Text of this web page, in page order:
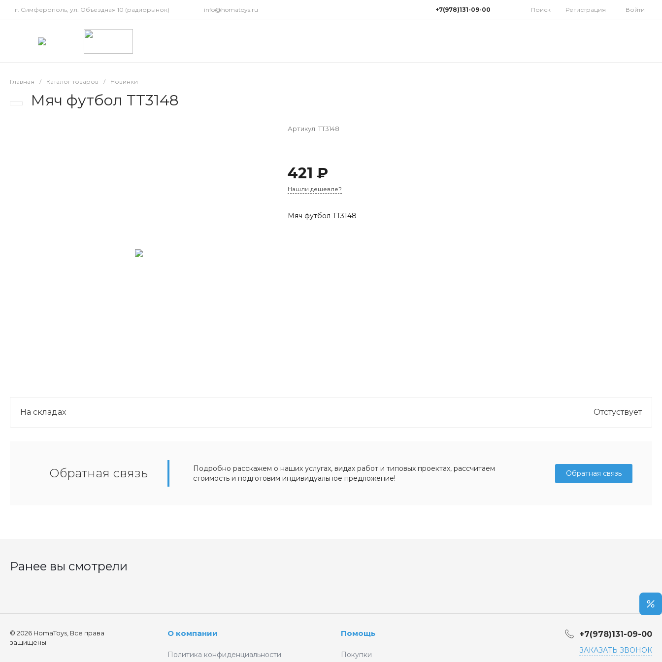
г. Симферополь, ул. Объездная 10 (радиорынок) info@homatoys.ru +7(978)131-09-00 Поиск Регистрация Войти
Главная / Каталог товаров / Новинки
Мяч футбол TT3148
Артикул:TT3148
421 ₽
Нашли дешевле?
Мяч футбол TT3148
На складах Отстуствует
Обратная связь
Подробно расскажем о наших услугах, видах работ и типовых проектах, рассчитаем
стоимость и подготовим индивидуальное предложение!
Обратная связь
Ранее вы смотрели
© 2026 HomaToys, Все права
защищены
О компании
Политика конфиденциальности
Помощь
Покупки
+7(978)131-09-00
ЗАКАЗАТЬ ЗВОНОК